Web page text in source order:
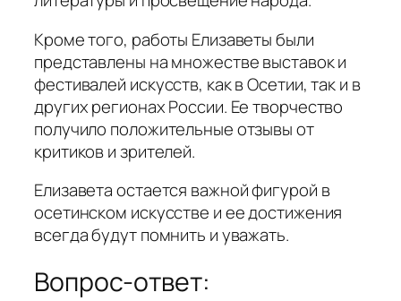
Кроме того, работы Елизаветы были
представлены на множестве выставок и
фестивалей искусств, как в Осетии, так и в
других регионах России. Ее творчество
получило положительные отзывы от
критиков и зрителей.
Елизавета остается важной фигурой в
осетинском искусстве и ее достижения
всегда будут помнить и уважать.
Вопрос-ответ: